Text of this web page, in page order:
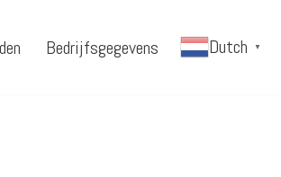
Bedrijfsgegevens Dutch ▼